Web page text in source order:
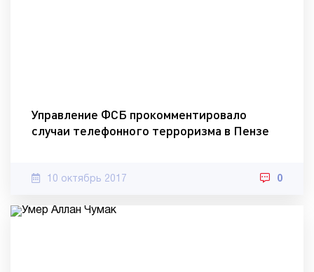
Управление ФСБ прокомментировало
случаи телефонного терроризма в Пензе
10 октябрь 2017 0